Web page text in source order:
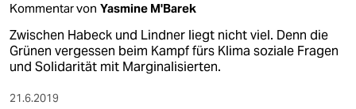
Kommentar von Yasmine M'Barek
Zwischen Habeck und Lindner liegt nicht viel. Denn die
Grünen vergessen beim Kampf fürs Klima soziale Fragen
und Solidarität mit Marginalisierten.
21.6.2019